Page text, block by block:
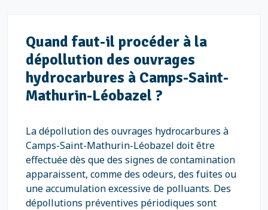
Quand faut-il procéder à la
dépollution des ouvrages
hydrocarbures à Camps-Saint-
Mathurin-Léobazel ?
La dépollution des ouvrages hydrocarbures à
Camps-Saint-Mathurin-Léobazel doit être
effectuée dès que des signes de contamination
apparaissent, comme des odeurs, des fuites ou
une accumulation excessive de polluants. Des
dépollutions préventives périodiques sont